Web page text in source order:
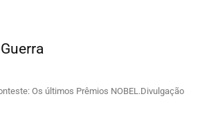
Os últimos Prêmios NOBEL.Divulgação